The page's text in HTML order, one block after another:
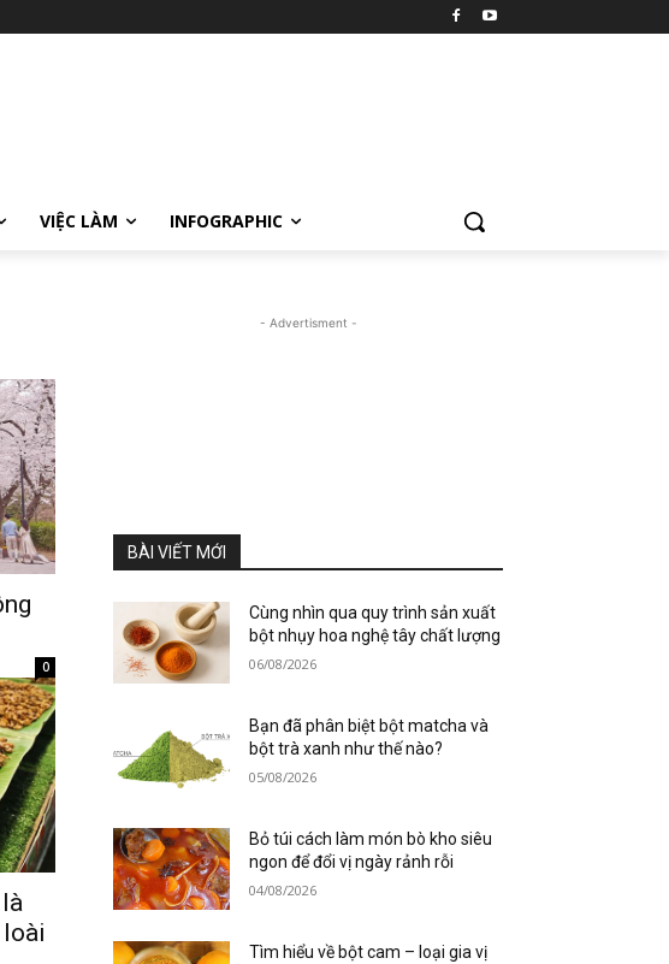
VIỆC LÀM INFOGRAPHIC
0
- Advertisment -
BÀI VIẾT MỚI
Cùng nhìn qua quy trình sản xuất
bột nhụy hoa nghệ tây chất lượng
06/08/2026
Bạn đã phân biệt bột matcha và
bột trà xanh như thế nào?
05/08/2026
Bỏ túi cách làm món bò kho siêu
ngon để đổi vị ngày rảnh rỗi
04/08/2026
Tìm hiểu về bột cam – loại gia vị